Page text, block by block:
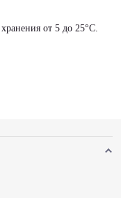
от 5 до 25°С.